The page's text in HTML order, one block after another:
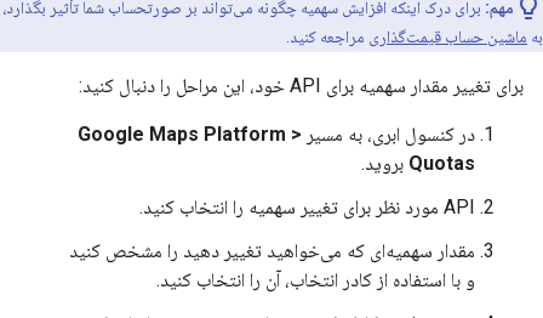
مهم: برای درک اینکه افزایش سهمیه چگونه می‌تواند بر صورتحساب شما تأثیر بگذارد،
به ماشین حساب قیمت‌گذاری مراجعه کنید.
برای تغییر مقدار سهمیه برای API خود، این مراحل را دنبال کنید:
در کنسول ابری، به مسیر Google Maps Platform >
Quotas بروید.
API مورد نظر برای تغییر سهمیه را انتخاب کنید.
مقدار سهمیه‌ای که می‌خواهید تغییر دهید را مشخص کنید
و با استفاده از کادر انتخاب، آن را انتخاب کنید.